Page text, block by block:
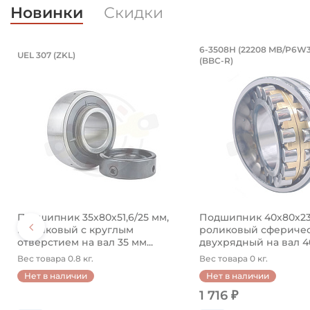
Новинки Скидки
отверстия для смазки. Артикул
на вал 60 мм. Артикул LESQFS212
Подшипник 35х80х51,6/25 мм,
Подшипник 35х80х51,6/25 мм, шариковый с
UEL 307 (ZKL)
Подшипник 35х80х51,6/25 мм,
шариковый с круглым
отверстием на вал 35 мм...
Вес товара 0.8 кг.
Нет в наличии
Подшипник
Подшипник 6-
6-3508Н (22208 MB/
(BBC-R)
Подшипник
роликовый
двухрядный на вал
Вес товара 0 кг.
Нет в наличии
1 716 ₽